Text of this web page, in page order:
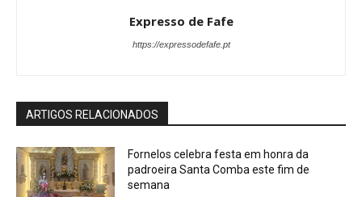
Expresso de Fafe
https://expressodefafe.pt
ARTIGOS RELACIONADOS
Fornelos celebra festa em honra da
padroeira Santa Comba este fim de
semana